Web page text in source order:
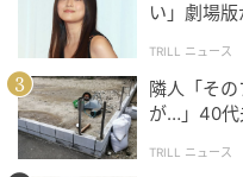
い」劇場版
TRILL ニュース
隣人「そ
が…」40代
TRILL ニュース